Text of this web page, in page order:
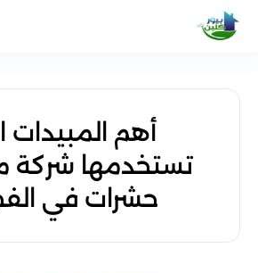
أهم المبيدات
تستخدمها شركة
حشرات في